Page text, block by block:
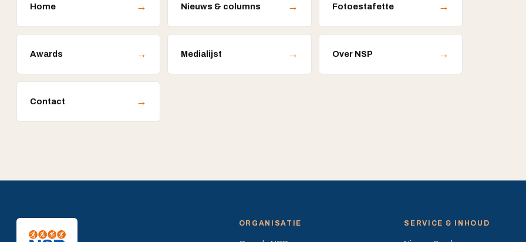
Home → Nieuws & columns → Fotoestafette →
Awards → Medialijst → Over NSP →
Contact →
ORGANISATIE SERVICE & INHOUD